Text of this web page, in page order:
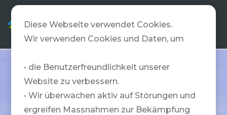
DE
Diese Webseite verwendet Cookies.
Wir verwenden Cookies und Daten, um
• die Benutzerfreundlichkeit unserer
Website zu verbessern.
• Wir überwachen aktiv auf Störungen und
ergreifen Massnahmen zur Bekämpfung